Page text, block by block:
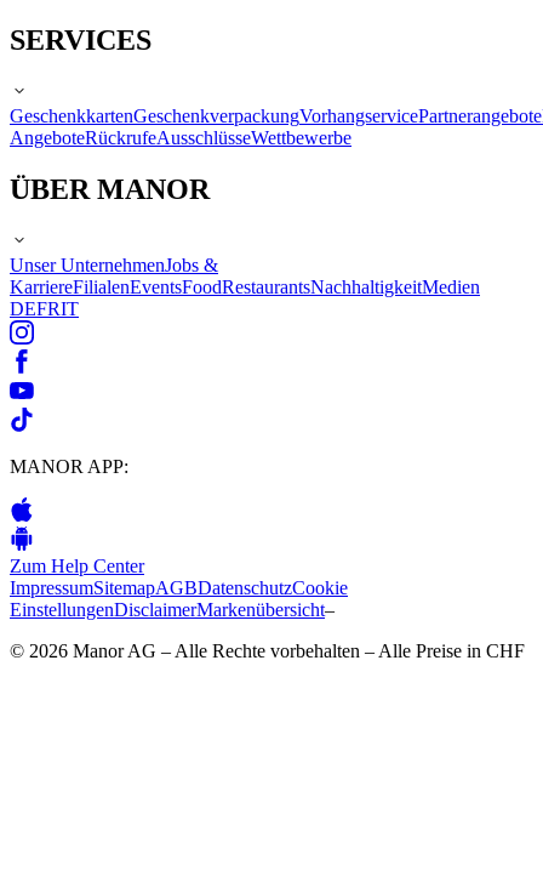
SERVICES
GeschenkkartenGeschenkverpackungVorhangservicePartnerangebote
AngeboteRückrufeAusschlüsseWettbewerbe
ÜBER MANOR
Unser UnternehmenJobs &
KarriereFilialenEventsFoodRestaurantsNachhaltigkeitMedien
DEFRIT
MANOR APP:
Zum Help Center
ImpressumSitemapAGBDatenschutzCookie
EinstellungenDisclaimerMarkenübersicht–
© 2026 Manor AG – Alle Rechte vorbehalten – Alle Preise in CHF